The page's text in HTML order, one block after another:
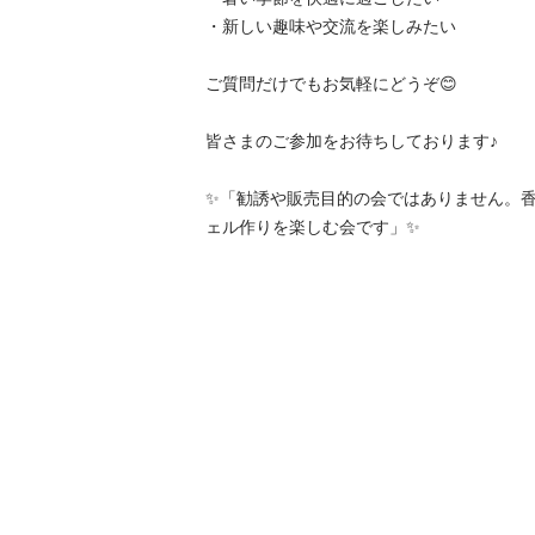
・新しい趣味や交流を楽しみたい
ご質問だけでもお気軽にどうぞ😊
皆さまのご参加をお待ちしております♪
✨「勧誘や販売目的の会ではありません。
ェル作りを楽しむ会です」✨